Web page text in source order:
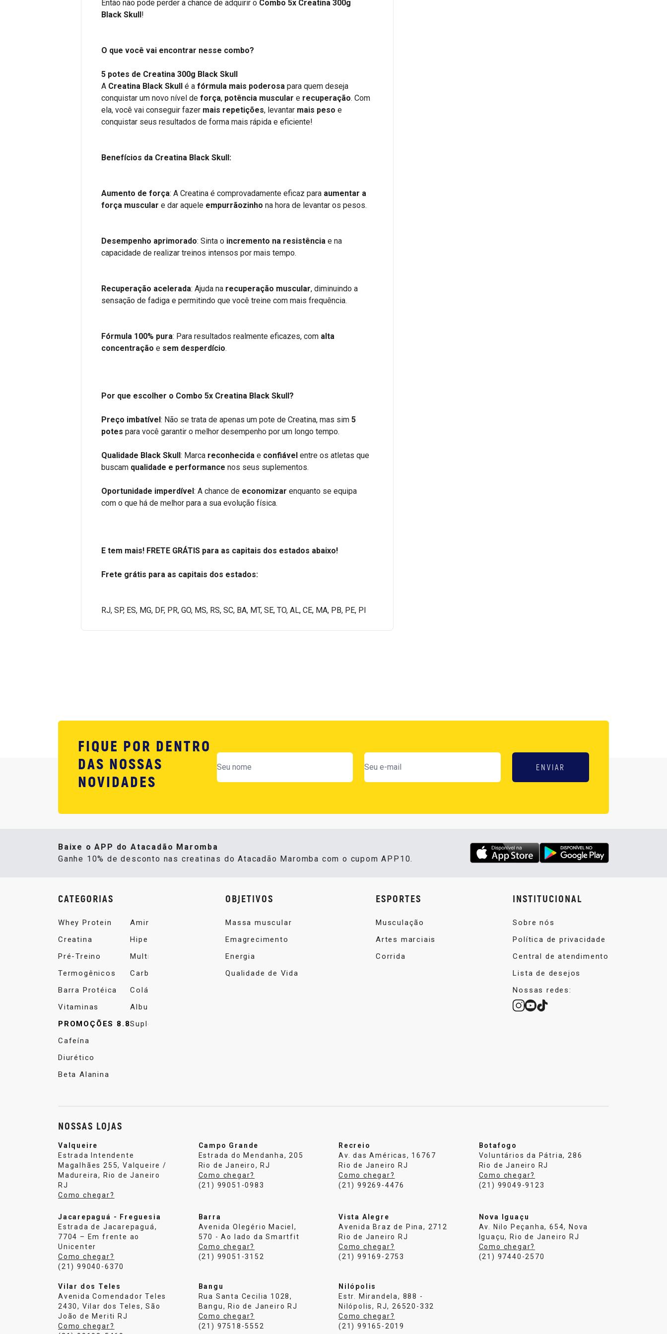
Então não pode perder a chance de adquirir o Combo 5x Creatina 300g
Black Skull!
O que você vai encontrar nesse combo?
5 potes de Creatina 300g Black Skull
A Creatina Black Skull é afórmula mais poderosa para quem deseja
conquistar um novo nível deforça, potência muscular e recuperação. Com
ela, você vai conseguir fazer mais repetições, levantar mais peso e
conquistar seus resultados de forma mais rápida e eficiente!
Benefícios da Creatina Black Skull:
Aumento de força: A Creatina é comprovadamente eficaz para aumentar a
força muscular e dar aquele empurrãozinho na hora de levantar os pesos.
Desempenho aprimorado: Sinta o incremento na resistência e na
capacidade de realizar treinos intensos por mais tempo.
Recuperação acelerada: Ajuda na recuperação muscular, diminuindo a
sensação de fadiga e permitindo que você treine com mais frequência.
Fórmula 100% pura: Para resultados realmente eficazes, com alta
concentração e sem desperdício.
Por que escolher o Combo 5x Creatina Black Skull?
Preço imbatível: Não se trata de apenas um pote de Creatina, mas sim5
potes para você garantir o melhor desempenho por um longo tempo.
Qualidade Black Skull: Marca reconhecida e confiável entre os atletas que
buscam qualidade e performance nos seus suplementos.
Oportunidade imperdível: A chance de economizar enquanto se equipa
com o que há de melhor para a sua evolução física.
E tem mais! FRETE GRÁTIS para as capitais dos estados abaixo!
Frete grátis para as capitais dos estados:
RJ, SP, ES, MG, DF, PR, GO, MS, RS, SC, BA, MT, SE, TO, AL, CE, MA, PB, PE, PI
FIQUE POR DENTRO
DAS NOSSAS
NOVIDADES
ENVIAR
Baixe o APP do Atacadão Maromba
Ganhe 10% de desconto nas creatinas do Atacadão Maromba com o cupom APP10.
CATEGORIAS
Whey Protein
Creatina
Pré-Treino
Termogênicos
Barra Protéica
Vitaminas
PROMOÇÕES 8.8
Cafeína
Diurético
Beta Alanina
Aminoácidos
Hipercalórico
Multivitamínico
Carboidrato
Colágeno
Albumina
Suplemento Alimentar
OBJETIVOS
Massa muscular
Emagrecimento
Energia
Qualidade de Vida
ESPORTES
Musculação
Artes marciais
Corrida
INSTITUCIONAL
Sobre nós
Política de privacidade
Central de atendimento
Lista de desejos
Nossas redes:
NOSSAS LOJAS
Valqueire
Estrada Intendente
Magalhães 255, Valqueire /
Madureira, Rio de Janeiro
RJ
Como chegar?
Campo Grande
Estrada do Mendanha, 205
Rio de Janeiro, RJ
Como chegar?
(21) 99051-0983
Recreio
Av. das Américas, 16767
Rio de Janeiro RJ
Como chegar?
(21) 99269-4476
Botafogo
Voluntários da Pátria, 286
Rio de Janeiro RJ
Como chegar?
(21) 99049-9123
Jacarepaguá - Freguesia
Estrada de Jacarepaguá,
7704 – Em frente ao
Unicenter
Como chegar?
(21) 99040-6370
Barra
Avenida Olegério Maciel,
570 - Ao lado da Smartfit
Como chegar?
(21) 99051-3152
Vista Alegre
Avenida Braz de Pina, 2712
Rio de Janeiro RJ
Como chegar?
(21) 99169-2753
Nova Iguaçu
Av. Nilo Peçanha, 654, Nova
Iguaçu, Rio de Janeiro RJ
Como chegar?
(21) 97440-2570
Vilar dos Teles
Avenida Comendador Teles
2430, Vilar dos Teles, São
João de Meriti RJ
Como chegar?
Bangu
Rua Santa Cecilia 1028,
Bangu, Rio de Janeiro RJ
Como chegar?
(21) 97518-5552
Nilópolis
Estr. Mirandela, 888 -
Nilópolis, RJ, 26520-332
Como chegar?
(21) 99165-2019